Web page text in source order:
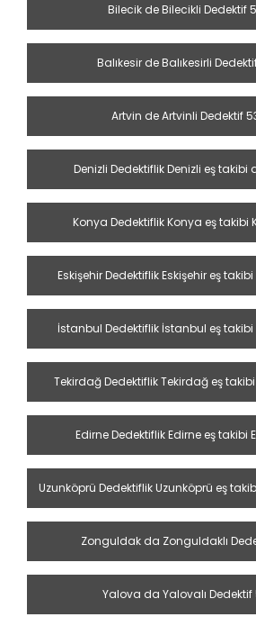
Bilecik de Bilecikli Dedektif
Balıkesir de Balıkesirli
Artvin de Artvinli Dedektif
Denizli Dedektiflik Denizli eş takibi
Konya Dedektiflik Konya eş takibi
Eskişehir Dedektiflik Eskişehir eş
İstanbul Dedektiflik İstanbul eş
Tekirdağ Dedektiflik Tekirdağ eş
Edirne Dedektiflik Edirne eş takibi
Uzunköprü Dedektiflik Uzunköprü eş
Zonguldak da Zonguldaklı
Yalova da Yalovalı Dedektif